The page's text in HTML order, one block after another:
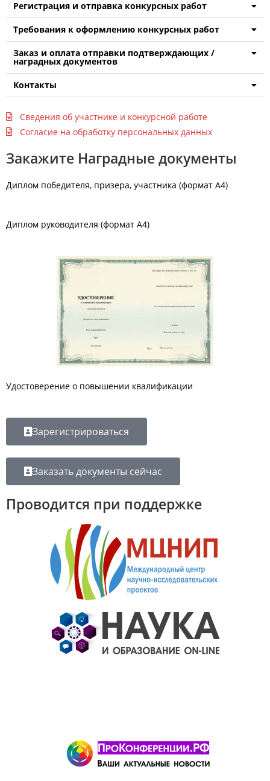
Регистрация и отправка конкурсных работ
Требования к оформлению конкурсных работ
Заказ и оплата отправки подтверждающих /
наградных документов
Контакты
Сведения об участнике и конкурсной работе
Согласие на обработку персональных данных
Закажите Наградные документы
Диплом победителя, призера, участника (формат А4)
Диплом руководителя (формат А4)
Удостоверение о повышении квалификации
Зарегистрироваться
Заказать документы сейчас
Проводится при поддержке